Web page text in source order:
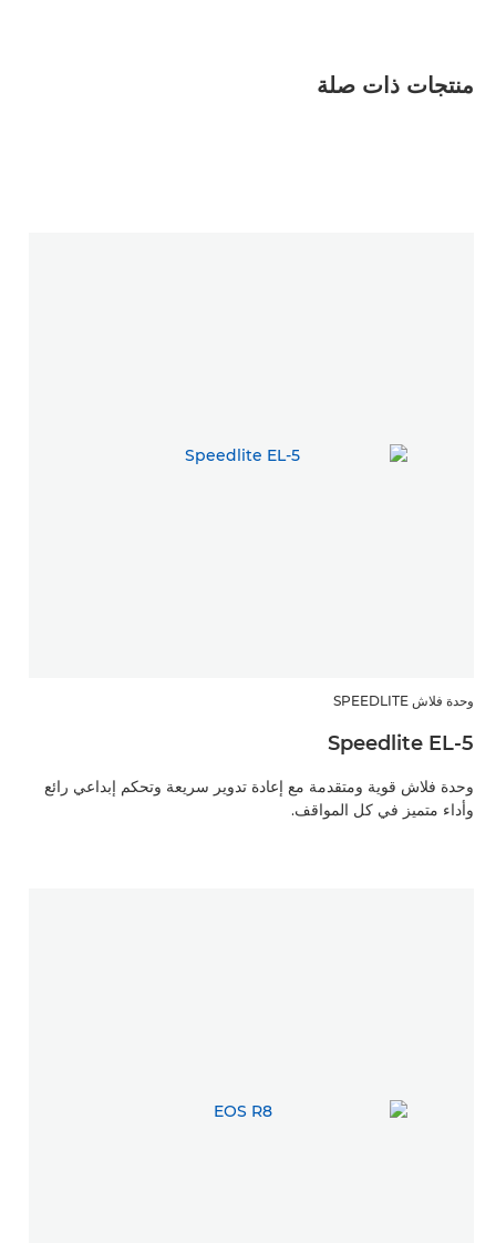
منتجات ذات صلة
وحدة فلاش SPEEDLITE
Speedlite EL-5
وحدة فلاش قوية ومتقدمة مع إعادة تدوير سريعة وتحكم إبداعي رائع
وأداء متميز في كل المواقف.